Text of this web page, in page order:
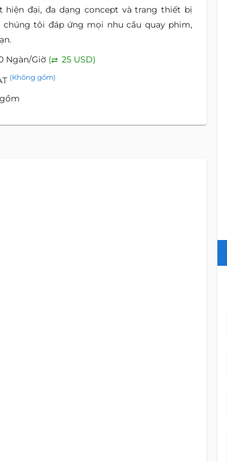
hiện đại, đa dạng concept và trang thiết bị
chúng tôi đáp ứng mọi nhu cầu quay phim,
Ngàn/Giờ (
25 USD)
(Không gồm)